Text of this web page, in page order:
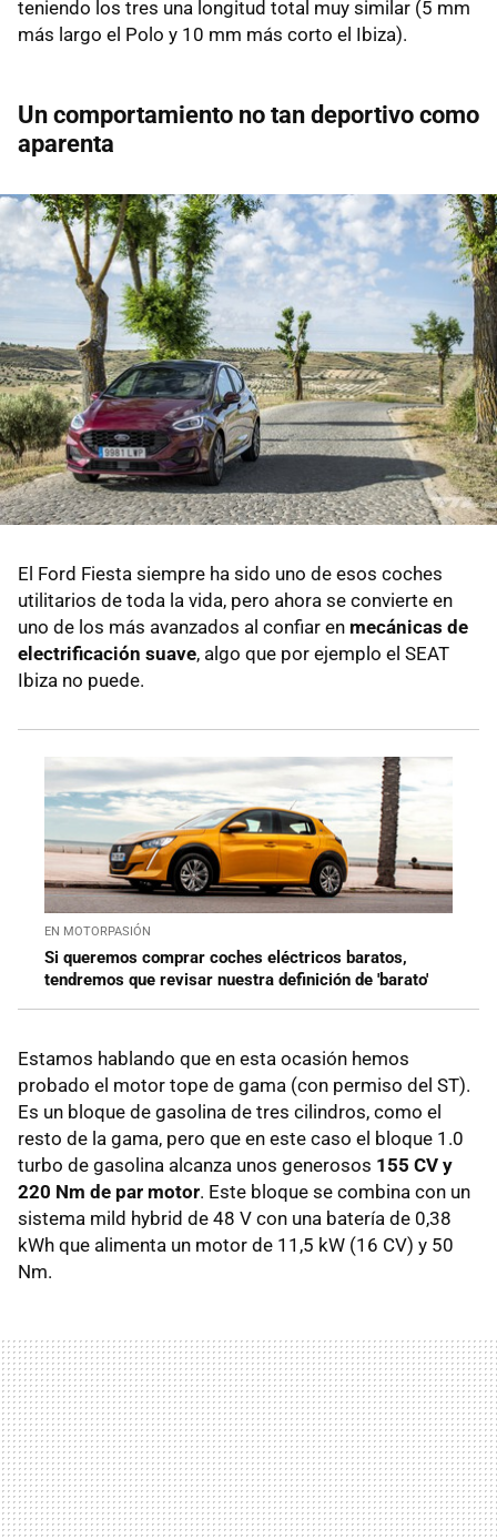
teniendo los tres una longitud total muy similar (5 mm
más largo el Polo y 10 mm más corto el Ibiza).
Un comportamiento no tan deportivo como
aparenta
El Ford Fiesta siempre ha sido uno de esos coches
utilitarios de toda la vida, pero ahora se convierte en
uno de los más avanzados al confiar en mecánicas de
electrificación suave, algo que por ejemplo el SEAT
Ibiza no puede.
EN MOTORPASIÓN
Si queremos comprar coches eléctricos baratos,
tendremos que revisar nuestra definición de 'barato'
Estamos hablando que en esta ocasión hemos
probado el motor tope de gama (con permiso del ST).
Es un bloque de gasolina de tres cilindros, como el
resto de la gama, pero que en este caso el bloque 1.0
turbo de gasolina alcanza unos generosos 155 CV y
220 Nm de par motor. Este bloque se combina con un
sistema mild hybrid de 48 V con una batería de 0,38
kWh que alimenta un motor de 11,5 kW (16 CV) y 50
Nm.